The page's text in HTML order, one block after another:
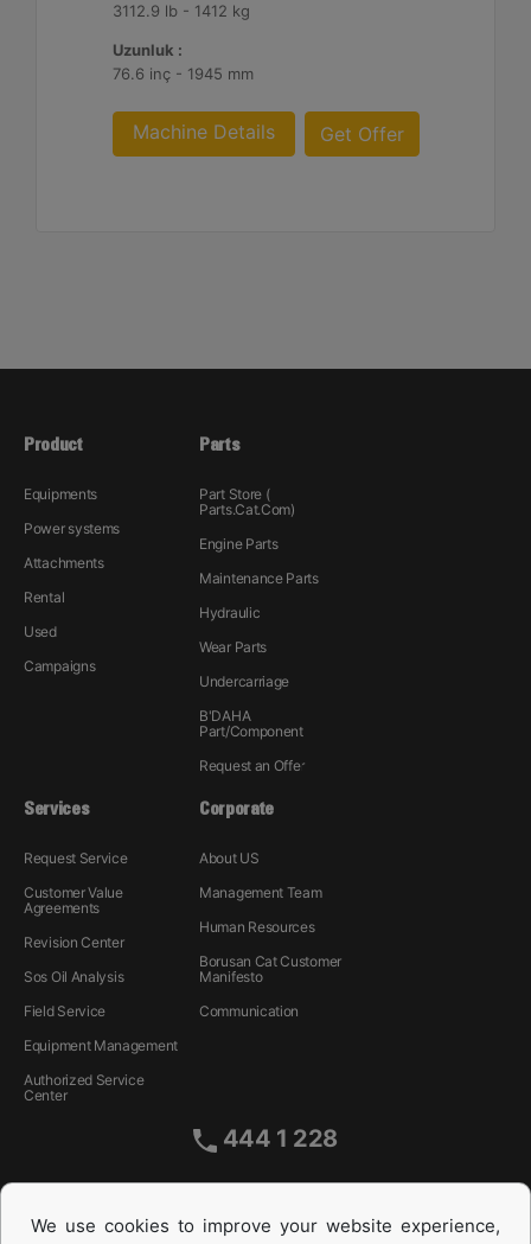
3112.9 lb - 1412 kg
Uzunluk :
76.6 inç - 1945 mm
Machine Details Get Offer
Product
Equipments
Power systems
Attachments
Rental
Used
Campaigns
Parts
Part Store (
Parts.Cat.Com)
Engine Parts
Maintenance Parts
Hydraulic
Wear Parts
Undercarriage
B'DAHA
Part/Component
Request an Offer
Services
Request Service
Customer Value
Agreements
Revision Center
Sos Oil Analysis
Field Service
Equipment Management
Authorized Service
Center
Corporate
About US
Management Team
Human Resources
Borusan Cat Customer
Manifesto
Communication
444 1 228
We use cookies to improve your website experience,